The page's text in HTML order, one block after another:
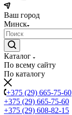
Ваш город
Минск
Каталог
По всему сайту
По каталогу
+375 (29) 665-75-60
+375 (29) 665-75-60
+375 (29) 608-82-15